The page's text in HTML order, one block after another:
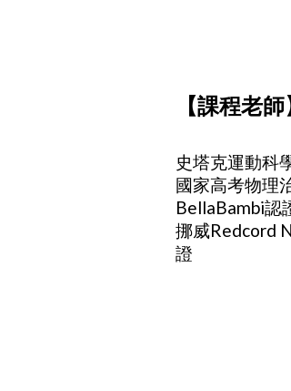
【課程老
史塔克運動科
國家高考物理
BellaBambi認
挪威Redcord
證